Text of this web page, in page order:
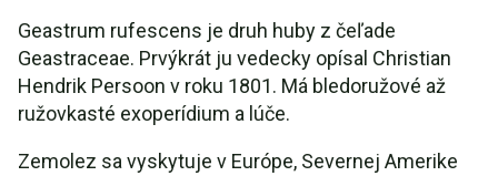
Geastrum rufescens je druh huby z čeľade
Geastraceae. Prvýkrát ju vedecky opísal Christian
Hendrik Persoon v roku 1801. Má bledoružové až
ružovkasté exoperídium a lúče.
Zemolez sa vyskytuje v Európe, Severnej Amerike